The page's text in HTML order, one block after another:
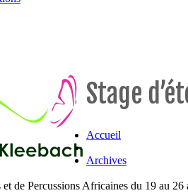
Stage
Accueil
Archives
et de Percussions Africaines du 19 au 26